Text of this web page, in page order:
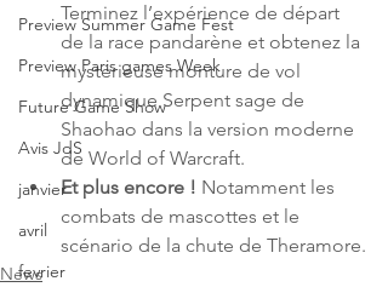
Preview Summer Game Fest
Preview Paris games Week
Future Game Show
Avis JdS
janvier
avril
fevrier
Terminez l’expérience de départ
de la race pandarène et obtenez la
mystérieuse monture de vol
dynamique Serpent sage de
Shaohao dans la version moderne
de World of Warcraft.
Et plus encore ! Notamment les
combats de mascottes et le
scénario de la chute de Theramore.
News